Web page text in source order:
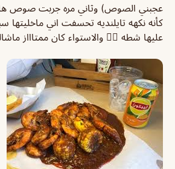
عجبني الصوص) وثاني مره جربت صوص
كأنه نكهه تايلنديه تحسفت اني
عليها شطه 👍🏼 والاستواء كان ممتاااز